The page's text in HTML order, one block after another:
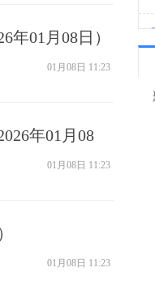
01月08日）
01月08日 11:23
年01月08
01月08日 11:23
01月08日 11:23